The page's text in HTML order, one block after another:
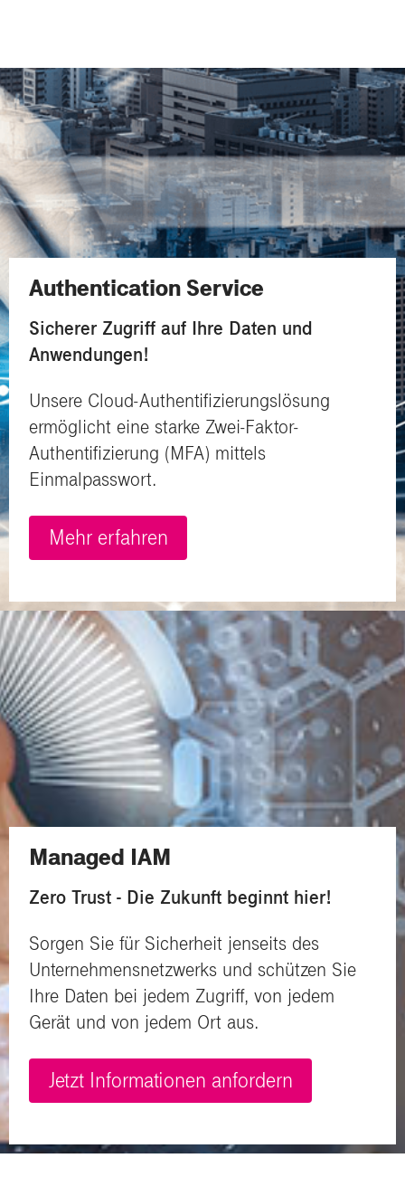
Authentication Service
Sicherer Zugriff auf Ihre Daten und
Anwendungen!
Unsere Cloud-Authentifizierungslösung
ermöglicht eine starke Zwei-Faktor-
Authentifizierung (MFA) mittels
Einmalpasswort.
Mehr erfahren
Managed IAM
Zero Trust - Die Zukunft beginnt hier!
Sorgen Sie für Sicherheit jenseits des
Unternehmensnetzwerks und schützen Sie
Ihre Daten bei jedem Zugriff, von jedem
Gerät und von jedem Ort aus.
Jetzt Informationen anfordern